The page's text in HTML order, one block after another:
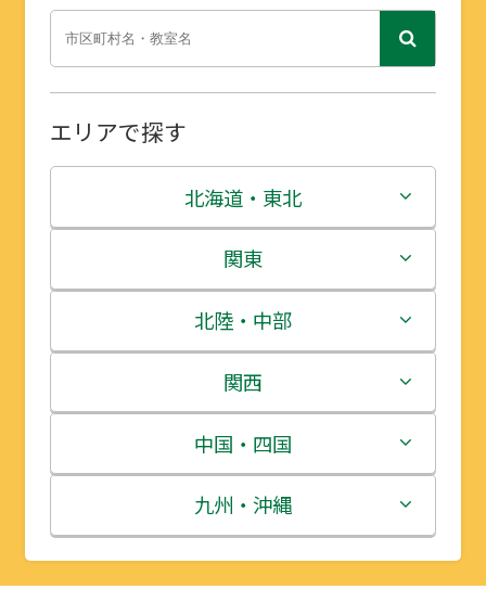
エリアで探す
北海道・東北
北海道
青森県
岩手県
宮城県
秋田県
山形県
関東
茨城県
栃木県
群馬県
埼玉県
千葉県
北陸・中部
新潟県
富山県
石川県
福井県
関西
三重県
滋賀県
京都府
中国・四国
鳥取県
島根県
九州・沖縄
福岡県